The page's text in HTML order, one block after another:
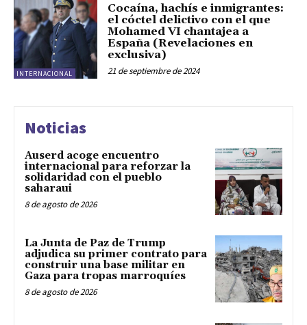
INTERNACIONAL
Cocaína, hachís e inmigrantes:
el cóctel delictivo con el que
Mohamed VI chantajea a
España (Revelaciones en
exclusiva)
21 de septiembre de 2024
Noticias
Auserd acoge encuentro
internacional para reforzar la
solidaridad con el pueblo
saharaui
8 de agosto de 2026
La Junta de Paz de Trump
adjudica su primer contrato para
construir una base militar en
Gaza para tropas marroquíes
8 de agosto de 2026